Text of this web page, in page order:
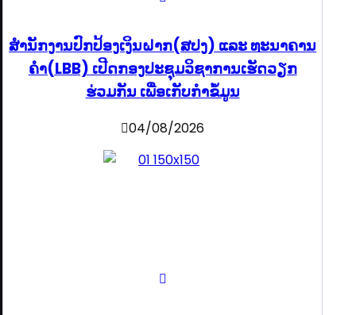
ສຳນັກງານປົກປ້ອງເງິນຝາກ(ສປງ) ແລະ ທະນາຄານ
ຄຳ(LBB) ເປີດກອງປະຊຸມວິຊາການເຮັດວຽກ
ຮ່ວມກັນ ເພື່ອເກັບກຳຂໍ້ມູນ
04/08/2026